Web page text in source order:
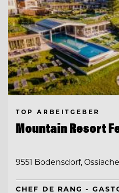
TOP ARBEITGEBER
Mountain Resort
9551 Bodensdorf,
CHEF DE RANG -